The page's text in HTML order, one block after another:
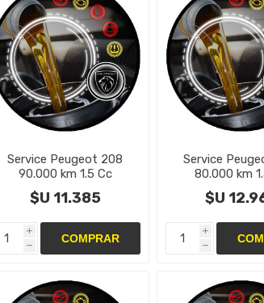
Service Peugeot 208
90.000 km 1.5 Cc
$U 11.385
i
h
Service
80.000 km
$U
i
h